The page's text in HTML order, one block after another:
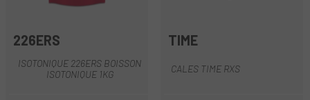
226ERS
ISOTONIQUE 226ERS BOISSON
ISOTONIQUE 1KG
TIME
CALES TIME RXS